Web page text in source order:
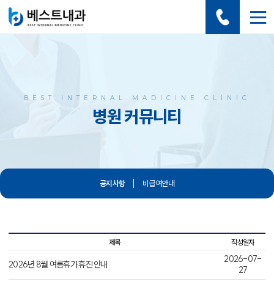
BEST INTERNAL MADICINE CLINIC
병원 커뮤니티
공지사항 비급여안내
제목 작성일자
2026년 8월 여름휴가 휴진 안내
2026-07-
27